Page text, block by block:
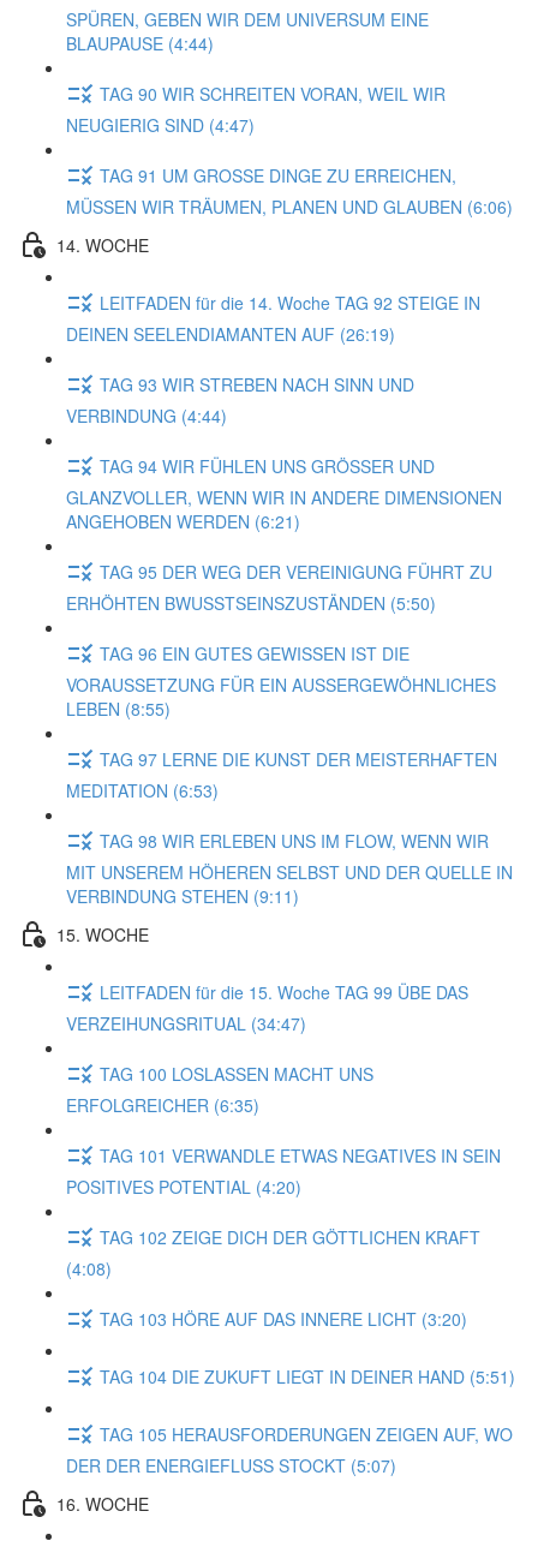
SPÜREN, GEBEN WIR DEM UNIVERSUM EINE
BLAUPAUSE (4:44)
TAG 90 WIR SCHREITEN VORAN, WEIL WIR
NEUGIERIG SIND (4:47)
TAG 91 UM GROSSE DINGE ZU ERREICHEN,
MÜSSEN WIR TRÄUMEN, PLANEN UND GLAUBEN (6:06)
14. WOCHE
LEITFADEN für die 14. Woche TAG 92 STEIGE IN
DEINEN SEELENDIAMANTEN AUF (26:19)
TAG 93 WIR STREBEN NACH SINN UND
VERBINDUNG (4:44)
TAG 94 WIR FÜHLEN UNS GRÖSSER UND
GLANZVOLLER, WENN WIR IN ANDERE DIMENSIONEN
ANGEHOBEN WERDEN (6:21)
TAG 95 DER WEG DER VEREINIGUNG FÜHRT ZU
ERHÖHTEN BWUSSTSEINSZUSTÄNDEN (5:50)
TAG 96 EIN GUTES GEWISSEN IST DIE
VORAUSSETZUNG FÜR EIN AUSSERGEWÖHNLICHES
LEBEN (8:55)
TAG 97 LERNE DIE KUNST DER MEISTERHAFTEN
MEDITATION (6:53)
TAG 98 WIR ERLEBEN UNS IM FLOW, WENN WIR
MIT UNSEREM HÖHEREN SELBST UND DER QUELLE IN
VERBINDUNG STEHEN (9:11)
15. WOCHE
LEITFADEN für die 15. Woche TAG 99 ÜBE DAS
VERZEIHUNGSRITUAL (34:47)
TAG 100 LOSLASSEN MACHT UNS
ERFOLGREICHER (6:35)
TAG 101 VERWANDLE ETWAS NEGATIVES IN SEIN
POSITIVES POTENTIAL (4:20)
TAG 102 ZEIGE DICH DER GÖTTLICHEN KRAFT
(4:08)
TAG 103 HÖRE AUF DAS INNERE LICHT (3:20)
TAG 104 DIE ZUKUFT LIEGT IN DEINER HAND (5:51)
TAG 105 HERAUSFORDERUNGEN ZEIGEN AUF, WO
DER DER ENERGIEFLUSS STOCKT (5:07)
16. WOCHE